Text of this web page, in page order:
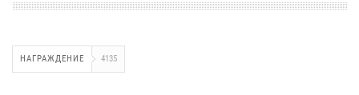
НАГРАЖДЕНИЕ 4135